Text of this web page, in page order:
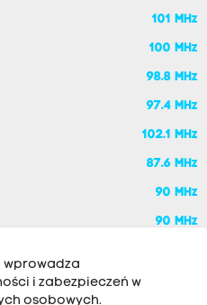
101 MHz
100 MHz
98.8 MHz
97.4 MHz
102.1 MHz
87.6 MHz
90 MHz
90 MHz
wprowadza
i zabezpieczeń w
osobowych.